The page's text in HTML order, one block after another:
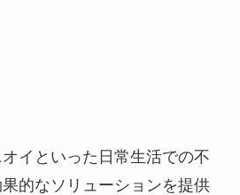
イといった日常生活での不
的なソリューションを提供